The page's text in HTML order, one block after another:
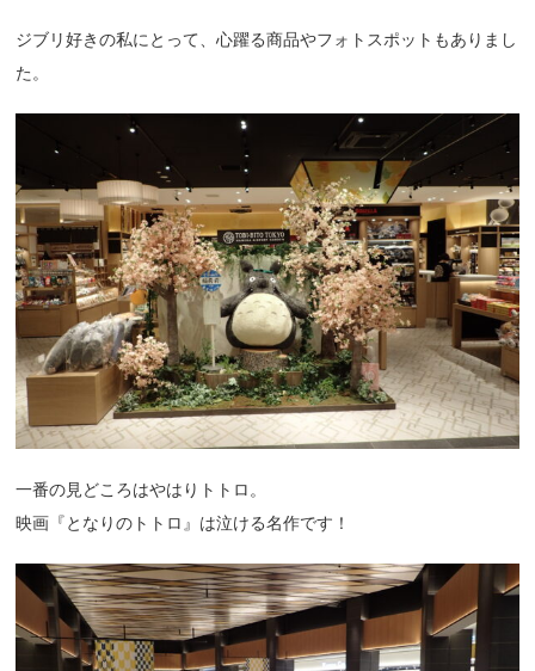
ジブリ好きの私にとって、心躍る商品やフォトスポットもありまし
た。
一番の見どころはやはりトトロ。
映画『となりのトトロ』は泣ける名作です！